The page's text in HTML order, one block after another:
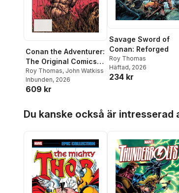
Conan the Adventurer:
The Original Comics
Years Omnibus Vol. 1
Roy Thomas, John Watkiss
Inbunden, 2026
609 kr
Savage Sword of
Conan: Reforged
Roy Thomas
Häftad, 2026
234 kr
Du kanske också är intresserad